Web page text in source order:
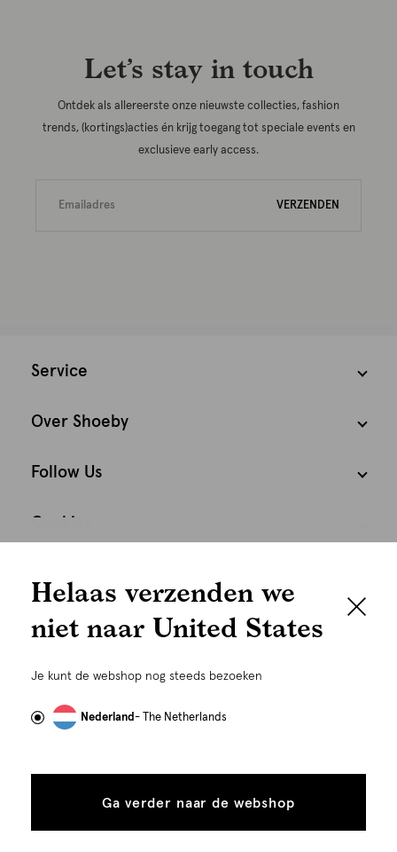
graag persoonlijk
gebruiken wij cookies en daarmee vergelijkbare
om advertenties te personaliseren...
tonen
toestaan
Let’s stay in touch
Ontdek als allereerste onze nieuwste collecties, fashion
trends, (kortings)acties én krijg toegang tot speciale events en
exclusieve early access.
VERZENDEN
Service
Over Shoeby
Follow Us
Helaas verzenden we
niet naar United States
Je kunt de webshop nog steeds bezoeken
Nederland- The Netherlands
Ga verder naar de webshop